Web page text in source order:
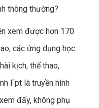
thông thường?
xem được hơn 170
các ứng dụng học
kịch, thể thao,
Fpt là truyền hình
đấy, không phụ